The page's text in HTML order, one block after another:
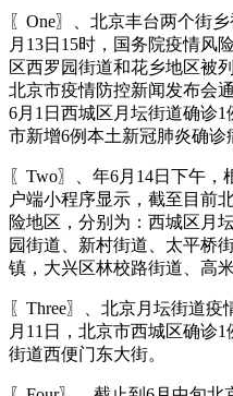
〖One〗、北京丰台两个街
月13日15时，国务院疫情风
区西罗园街道和花乡地区被
北京市疫情防控新闻发布会
6月1日西城区月坛街道确诊
市新增6例本土新冠肺炎确诊
〖Two〗、年6月14日下午
户端小程序显示，截至目前
险地区，分别为：西城区月
园街道、新村街道、太平桥
镇，大兴区林校路街道、高
〖Three〗、北京月坛街道
月11日，北京市西城区确诊
街道西便门东大街。